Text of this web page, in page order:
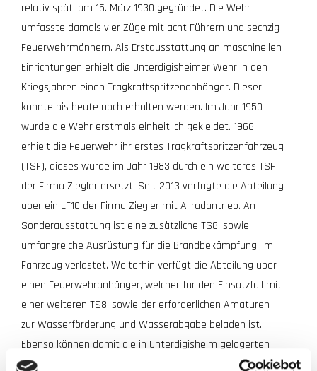
relativ spät, am 15. März 1930 gegründet. Die Wehr
umfasste damals vier Züge mit acht Führern und sechzig
Feuerwehrmännern. Als Erstausstattung an maschinellen
Einrichtungen erhielt die Unterdigisheimer Wehr in den
Kriegsjahren einen Tragkraftspritzenanhänger. Dieser
konnte bis heute noch erhalten werden. Im Jahr 1950
wurde die Wehr erstmals einheitlich gekleidet. 1966
erhielt die Feuerwehr ihr erstes Tragkraftspritzenfahrzeug
(TSF), dieses wurde im Jahr 1983 durch ein weiteres TSF
der Firma Ziegler ersetzt. Seit 2013 verfügte die Abteilung
über ein LF10 der Firma Ziegler mit Allradantrieb. An
Sonderausstattung ist eine zusätzliche TS8, sowie
umfangreiche Ausrüstung für die Brandbekämpfung, im
Fahrzeug verlastet. Weiterhin verfügt die Abteilung über
einen Feuerwehranhänger, welcher für den Einsatzfall mit
einer weiteren TS8, sowie der erforderlichen Amaturen
zur Wasserförderung und Wasserabgabe beladen ist.
Ebenso können damit die in Unterdigisheim gelagerten
Sandsäcke transportiert werden.